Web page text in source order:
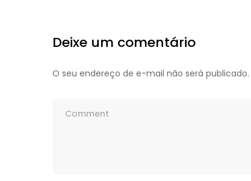
Deixe um comentário
O seu endereço de e-mail não será publicado.